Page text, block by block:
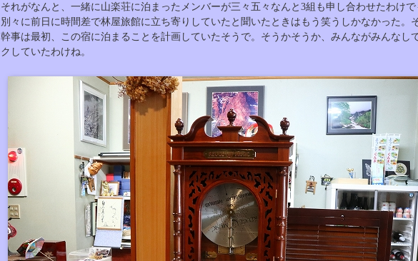
それがなんと、一緒に山楽荘に泊まったメンバーが三々五々なんと3組も申し合わせたわけ
別々に前日に時間差で林屋旅館に立ち寄りしていたと聞いたときはもう笑うしかなかった。
幹事は最初、この宿に泊まることを計画していたそうで。そうかそうか、みんながみんなし
クしていたわけね。